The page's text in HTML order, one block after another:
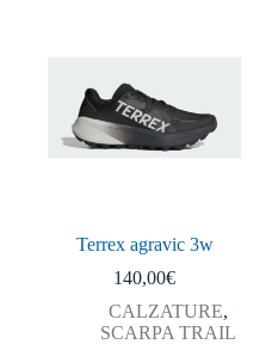
essere
scelte
nella
Terrex agravic 3w
140,00€
CALZATURE,
SCARPA TRAIL